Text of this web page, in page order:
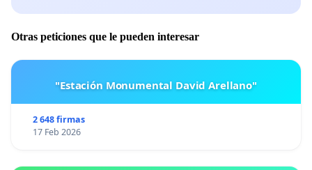
Otras peticiones que le pueden interesar
"Estación Monumental David Arellano"
2 648 firmas
17 Feb 2026